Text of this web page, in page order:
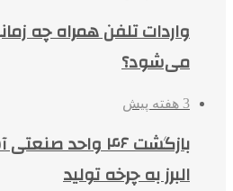
واردات تلفن همراه چه
می‌شود؟
3 هفته پیش
بازگشت ۴۶ واحد
البرز به چرخه تولید